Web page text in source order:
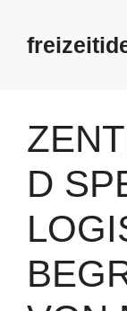
Inhalt
springen
D